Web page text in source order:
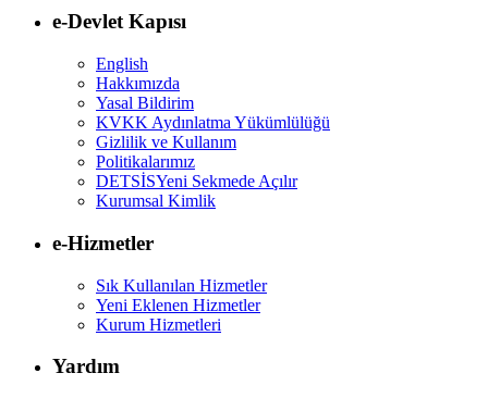
e-Devlet Kapısı
English
Hakkımızda
Yasal Bildirim
KVKK Aydınlatma Yükümlülüğü
Gizlilik ve Kullanım
Politikalarımız
DETSİSYeni Sekmede Açılır
Kurumsal Kimlik
e-Hizmetler
Sık Kullanılan Hizmetler
Yeni Eklenen Hizmetler
Kurum Hizmetleri
Yardım